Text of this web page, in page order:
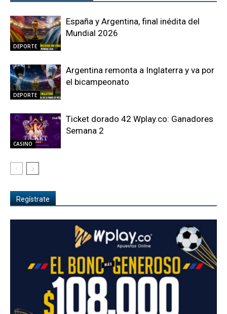
DEPORTE
España y Argentina, final inédita del
Mundial 2026
DEPORTE
Argentina remonta a Inglaterra y va por
el bicampeonato
CASINO
Ticket dorado 42 Wplay.co: Ganadores
Semana 2
Regístrate